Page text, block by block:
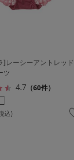
]レーシーアントレッド
ツ
4.7（60件）
込)